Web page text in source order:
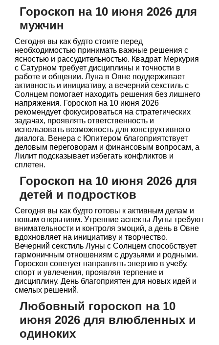
Гороскоп на 10 июня 2026 для
мужчин
Сегодня вы как будто стоите перед
необходимостью принимать важные решения с
ясностью и рассудительностью. Квадрат Меркурия
с Сатурном требует дисциплины и точности в
работе и общении. Луна в Овне поддерживает
активность и инициативу, а вечерний секстиль с
Солнцем помогает находить решения без лишнего
напряжения. Гороскоп на 10 июня 2026
рекомендует фокусироваться на стратегических
задачах, проявлять ответственность и
использовать возможность для конструктивного
диалога. Венера с Юпитером благоприятствует
деловым переговорам и финансовым вопросам, а
Лилит подсказывает избегать конфликтов и
сплетен.
Гороскоп на 10 июня 2026 для
детей и подростков
Сегодня вы как будто готовы к активным делам и
новым открытиям. Утренние аспекты Луны требуют
внимательности и контроля эмоций, а день в Овне
вдохновляет на инициативу и творчество.
Вечерний секстиль Луны с Солнцем способствует
гармоничным отношениям с друзьями и родными.
Гороскоп советует направлять энергию в учебу,
спорт и увлечения, проявляя терпение и
дисциплину. День благоприятен для новых идей и
смелых решений.
Любовный гороскоп на 10
июня 2026 для влюбленных и
одиноких